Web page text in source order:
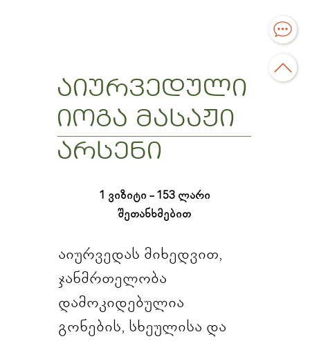
აიურვედული
იოგა მასაჟი
არსენი
1 ვიზიტი - 153 ლარი
შეთანხმებით
აიურვედას მიხედვით,
ჯანმრთელობა
დამოკიდებულია
გონების, სხეულისა და